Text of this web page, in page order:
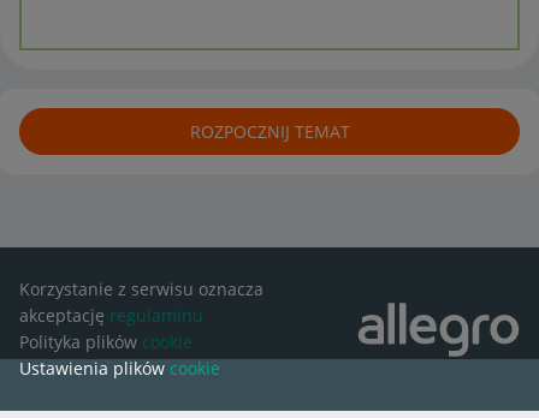
ROZPOCZNIJ TEMAT
Korzystanie z serwisu oznacza
akceptację regulaminu
Polityka plików cookie
Ustawienia plików cookie